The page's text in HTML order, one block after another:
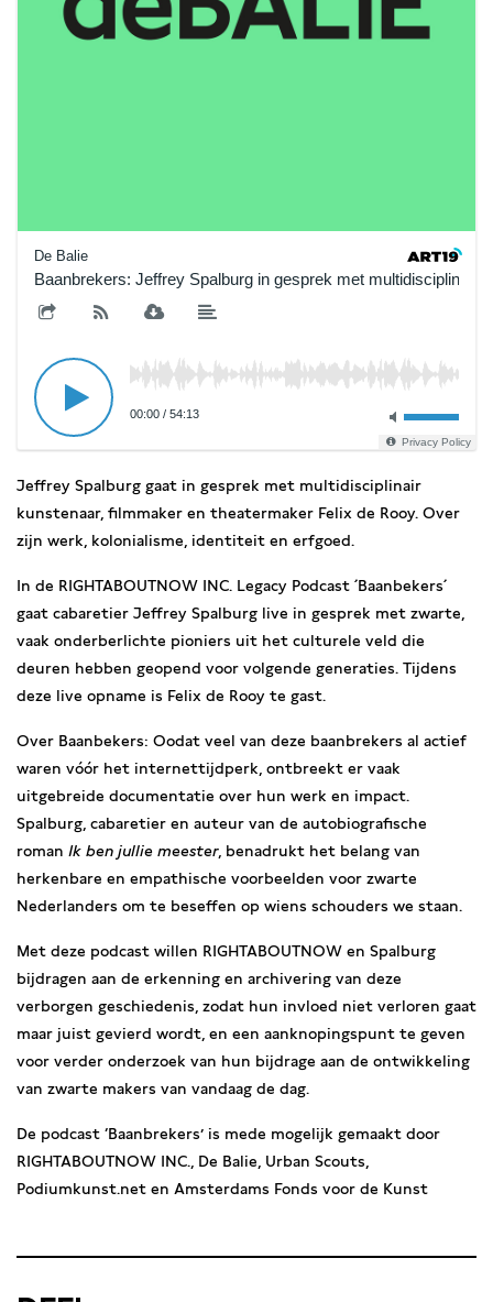
De Balie
Baanbrekers: Jeffrey Spalburg in gesprek met multidisciplinair
00:00 / 54:13
Privacy Policy
Jeffrey Spalburg gaat in gesprek met multidisciplinair
kunstenaar, filmmaker en theatermaker Felix de Rooy. Over
zijn werk, kolonialisme, identiteit en erfgoed.
In de RIGHTABOUTNOW INC. Legacy Podcast ´Baanbekers´
gaat cabaretier Jeffrey Spalburg live in gesprek met zwarte,
vaak onderberlichte pioniers uit het culturele veld die
deuren hebben geopend voor volgende generaties. Tijdens
deze live opname is Felix de Rooy te gast.
Over Baanbekers: Oodat veel van deze baanbrekers al actief
waren vóór het internettijdperk, ontbreekt er vaak
uitgebreide documentatie over hun werk en impact.
Spalburg, cabaretier en auteur van de autobiografische
roman Ik ben jullie meester, benadrukt het belang van
herkenbare en empathische voorbeelden voor zwarte
Nederlanders om te beseffen op wiens schouders we staan.
Met deze podcast willen RIGHTABOUTNOW en Spalburg
bijdragen aan de erkenning en archivering van deze
verborgen geschiedenis, zodat hun invloed niet verloren gaat
maar juist gevierd wordt, en een aanknopingspunt te geven
voor verder onderzoek van hun bijdrage aan de ontwikkeling
van zwarte makers van vandaag de dag.
De podcast ‘Baanbrekers’ is mede mogelijk gemaakt door
RIGHTABOUTNOW INC., De Balie, Urban Scouts,
Podiumkunst.net en Amsterdams Fonds voor de Kunst